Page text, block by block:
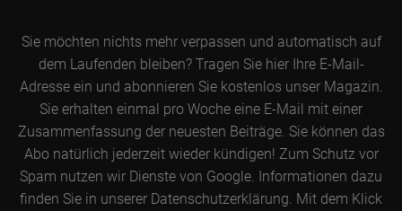
Sie möchten nichts mehr verpassen und automatisch auf
dem Laufenden bleiben? Tragen Sie hier Ihre E-Mail-
Adresse ein und abonnieren Sie kostenlos unser Magazin.
Sie erhalten einmal pro Woche eine E-Mail mit einer
Zusammenfassung der neuesten Beiträge. Sie können das
Abo natürlich jederzeit wieder kündigen! Zum Schutz vor
Spam nutzen wir Dienste von Google. Informationen dazu
finden Sie in unserer Datenschutzerklärung. Mit dem Klick